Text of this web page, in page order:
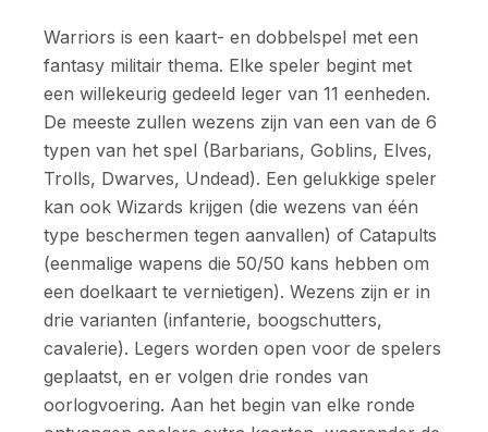
Warriors is een kaart- en dobbelspel met een
fantasy militair thema. Elke speler begint met
een willekeurig gedeeld leger van 11 eenheden.
De meeste zullen wezens zijn van een van de 6
typen van het spel (Barbarians, Goblins, Elves,
Trolls, Dwarves, Undead). Een gelukkige speler
kan ook Wizards krijgen (die wezens van één
type beschermen tegen aanvallen) of Catapults
(eenmalige wapens die 50/50 kans hebben om
een doelkaart te vernietigen). Wezens zijn er in
drie varianten (infanterie, boogschutters,
cavalerie). Legers worden open voor de spelers
geplaatst, en er volgen drie rondes van
oorlogvoering. Aan het begin van elke ronde